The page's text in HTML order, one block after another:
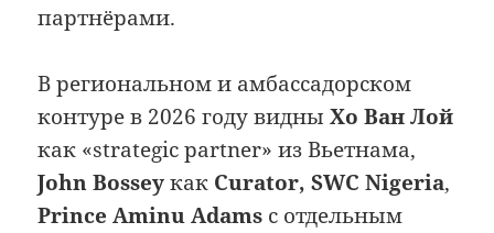
партнёрами.
В региональном и амбассадорском
контуре в 2026 году видныХо Ван Лой
как «strategic partner» из Вьетнама,
John Bosseyкак Curator, SWC Nigeria,
Prince Aminu Adams с отдельным